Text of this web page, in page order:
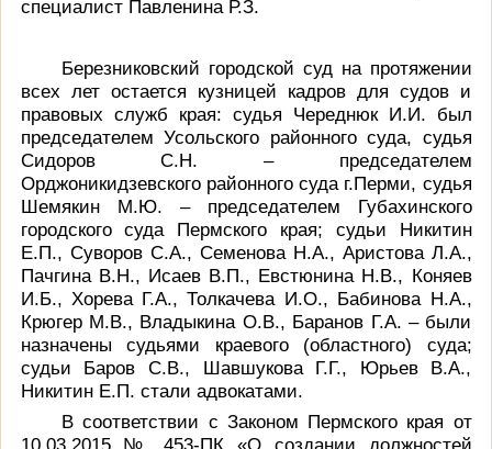
специалист Павленина Р.З.
Березниковский городской суд на протяжении
всех лет остается кузницей кадров для судов и
правовых служб края: судья Череднюк И.И. был
председателем Усольского районного суда, судья
Сидоров С.Н. – председателем
Орджоникидзевского районного суда г.Перми, судья
Шемякин М.Ю. – председателем Губахинского
городского суда Пермского края; судьи Никитин
Е.П., Суворов С.А., Семенова Н.А., Аристова Л.А.,
Пачгина В.Н., Исаев В.П., Евстюнина Н.В., Коняев
И.Б., Хорева Г.А., Толкачева И.О., Бабинова Н.А.,
Крюгер М.В., Владыкина О.В., Баранов Г.А. – были
назначены судьями краевого (областного) суда;
судьи Баров С.В., Шавшукова Г.Г., Юрьев В.А.,
Никитин Е.П. стали адвокатами.
В соответствии с Законом Пермского края от
10.03.2015 № 453-ПК «О создании должностей